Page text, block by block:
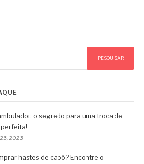
PESQUISAR
o segredo para uma troca de
2023
hastes de capô? Encontre o